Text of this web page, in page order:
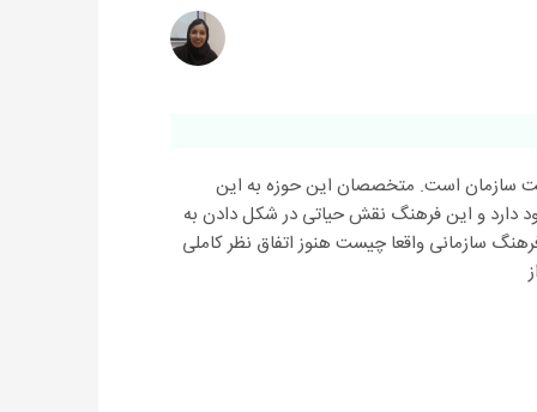
سازمان است. متخصصان این حوزه به این
دارد و این فرهنگ نقش حیاتی در شکل دادن به
سازمانی واقعا چیست هنوز اتفاق نظر کاملی